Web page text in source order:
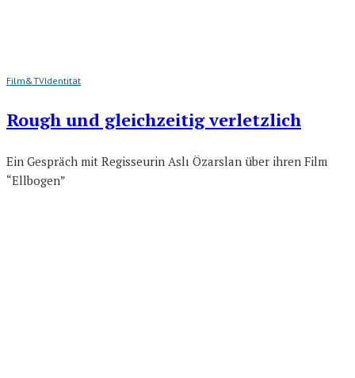
Film&TVIdentität
Rough und gleichzeitig verletzlich
Ein Gespräch mit Regisseurin Aslı Özarslan über ihren Film
“Ellbogen”